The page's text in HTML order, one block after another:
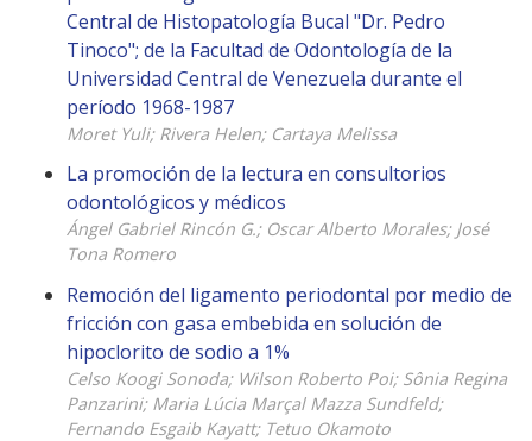
Central de Histopatología Bucal "Dr. Pedro
Tinoco"; de la Facultad de Odontología de la
Universidad Central de Venezuela durante el
período 1968-1987
Moret Yuli; Rivera Helen; Cartaya Melissa
La promoción de la lectura en consultorios
odontológicos y médicos
Ángel Gabriel Rincón G.; Oscar Alberto Morales; José
Tona Romero
Remoción del ligamento periodontal por medio de
fricción con gasa embebida en solución de
hipoclorito de sodio a 1%
Celso Koogi Sonoda; Wilson Roberto Poi; Sônia Regina
Panzarini; Maria Lúcia Marçal Mazza Sundfeld;
Fernando Esgaib Kayatt; Tetuo Okamoto